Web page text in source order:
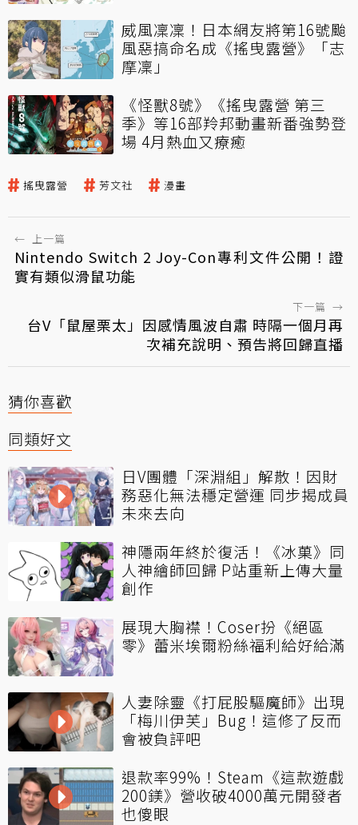
威風凜凜！日本網友將第16號颱
風惡搞命名成《搖曳露營》「志
摩凜」
《怪獸8號》《搖曳露營 第三
季》等16部羚邦動畫新番強勢登
場 4月熱血又療癒
搖曳露營 芳文社 漫畫
← 上一篇
Nintendo Switch 2 Joy-Con專利文件公開！證
實有類似滑鼠功能
下一篇 →
台V「鼠屋栗太」因感情風波自肅 時隔一個月再
次補充說明、預告將回歸直播
猜你喜歡
同類好文
日V團體「深淵組」解散！因財
務惡化無法穩定營運 同步揭成員
未來去向
神隱兩年終於復活！《冰菓》同
人神繪師回歸 P站重新上傳大量
創作
展現大胸襟！Coser扮《絕區
零》蕾米埃爾粉絲福利給好給滿
人妻除靈《打屁股驅魔師》出現
「梅川伊芙」Bug！這修了反而
會被負評吧
退款率99%！Steam《這款遊戲
200鎂》營收破4000萬元開發者
也傻眼